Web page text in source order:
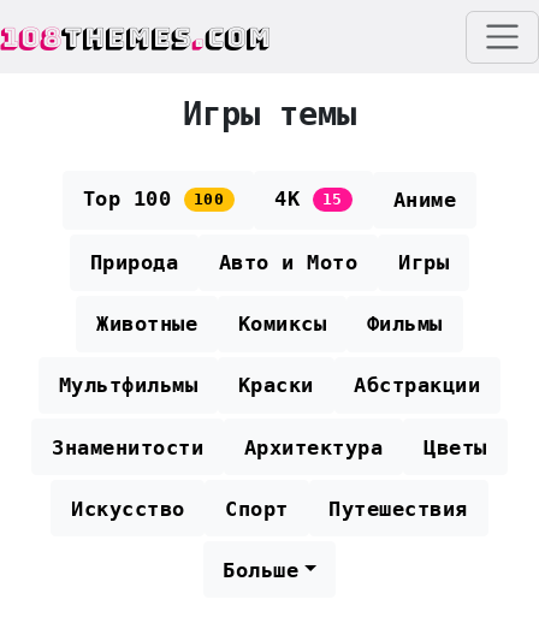
108THEMES.COM
Игры темы
Top 100 100 4K 15 Аниме
Природа Авто и Мото Игры
Животные Комиксы Фильмы
Мультфильмы Краски Абстракции
Знаменитости Архитектура Цветы
Искусство Спорт Путешествия
Больше